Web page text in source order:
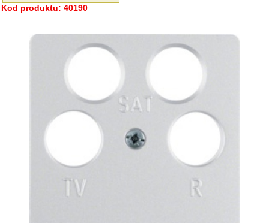
Kod produktu: 40190